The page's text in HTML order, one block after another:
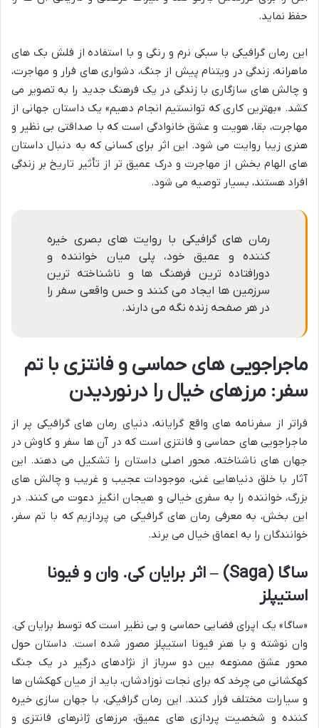
حفظ نماید.
این رمان گرافیکی با سبکی نرم و رنگی و با استفاده از فلش بک های
ماهرانه، زندگی در ویتنام پیش از جنگ، دشواری های فرار و مهاجرت،
و چالش های سازگاری با زندگی در یک فرهنگ جدید را به تصویر می
کشد. «بهترین کاری که توانستیم انجام دهیم» یک داستان جهانی از
مهاجرت، بقا، هویت و عشق خانوادگی است که با صداقتی بی نظیر و
هنری زیبا روایت می شود. این اثر برای کسانی که به دنبال داستان
های الهام بخش از مهاجرت و درک عمیق تر از تأثیر تاریخ بر زندگی
افراد هستند، بسیار توصیه می شود.
رمان های گرافیکی با روایت های بصری خیره
کننده و عمیق خود، پلی میان خواننده و
دورافتاده ترین فرهنگ ها و ناشناخته ترین
سرزمین ها ایجاد می کنند و حس واقعی سفر را
در هر صفحه زنده نگه می دارند.
ماجراجویی های حماسی و فانتزی با تم
سفر: مرزهای خیال را درنوردیدن
فراتر از سفرنامه های واقع گرایانه، دنیای رمان های گرافیکی پر از
ماجراجویی های حماسی و فانتزی است که در آن ها سفر و کاوش در
جهان های ناشناخته، محور اصلی داستان را تشکیل می دهند. این
آثار با خلق دنیاهایی غنی، موجودات عجیب و غریب و چالش های
بزرگ، خواننده را به سفری خیالی و هیجان انگیز دعوت می کنند. در
این بخش، به معرفی رمان های گرافیکی می پردازیم که با تم سفر،
خوانندگان را به اعماق خیال می برند.
ساگا (Saga) – اثر برایان کی. وان و فیونا
استیپلز
«ساگا» یک اپرای فضایی حماسی و بی نظیر است که توسط برایان کی.
وان نوشته و با هنر فیونا استیپلز مصور شده است. داستان حول
محور عشق ممنوعه بین دو سرباز از نژادهای درگیر در یک جنگ
کهکشانی می چرخد که برای نجات نوزادشان، باید از میان کهکشان ها
و سیارات مختلف فرار کنند. این رمان گرافیکی، با جهان سازی خیره
کننده و شخصیت پردازی های عمیق، مرزهای ژانرهای فانتزی و